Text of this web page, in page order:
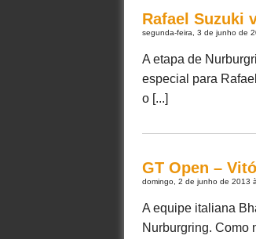
Rafael Suzuki
segunda-feira, 3 de junho de
A etapa de
especial para
o [...]
GT Open –
domingo, 2 de junho de 2013
A equipe italiana
Nurburgring. Como